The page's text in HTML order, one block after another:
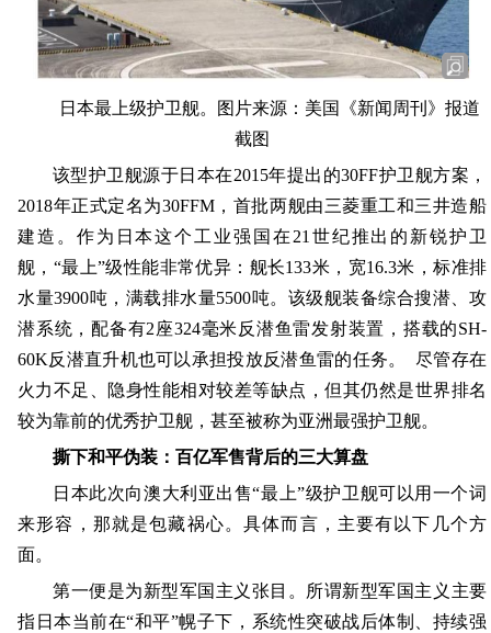
日本最上级护卫舰。图片来源：美国《新闻周刊》报道
截图
该型护卫舰源于日本在2015年提出的30FF护卫舰方案，
2018年正式定名为30FFM，首批两舰由三菱重工和三井造船
建造。作为日本这个工业强国在21世纪推出的新锐护卫
舰，“最上”级性能非常优异：舰长133米，宽16.3米，标准排
水量3900吨，满载排水量5500吨。该级舰装备综合搜潜、攻
潜系统，配备有2座324毫米反潜鱼雷发射装置，搭载的SH-
60K反潜直升机也可以承担投放反潜鱼雷的任务。 尽管存在
火力不足、隐身性能相对较差等缺点，但其仍然是世界排名
较为靠前的优秀护卫舰，甚至被称为亚洲最强护卫舰。
撕下和平伪装：百亿军售背后的三大算盘
日本此次向澳大利亚出售“最上”级护卫舰可以用一个词
来形容，那就是包藏祸心。具体而言，主要有以下几个方
面。
第一便是为新型军国主义张目。所谓新型军国主义‌主要
指日本当前在“和平”幌子下，系统性突破战后体制、持续强